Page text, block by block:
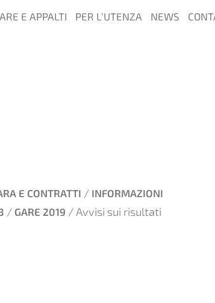
E APPALTI PER L’UTENZA NEWS
E CONTRATTI / INFORMAZIONI
/ GARE 2019 / Avvisi sui risultati